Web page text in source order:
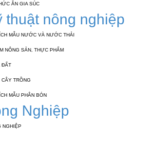
ĂN GIA SÚC
thuật nông nghiệp
MẪU NƯỚC VÀ NƯỚC THẢI
NÔNG SẢN, THỰC PHẨM
ĐẤT
TRỒNG
MẪU PHÂN BÓN
Nghiệp
NGHIỆP